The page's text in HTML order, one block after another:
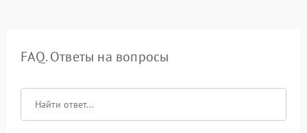
FAQ. Ответы на вопросы